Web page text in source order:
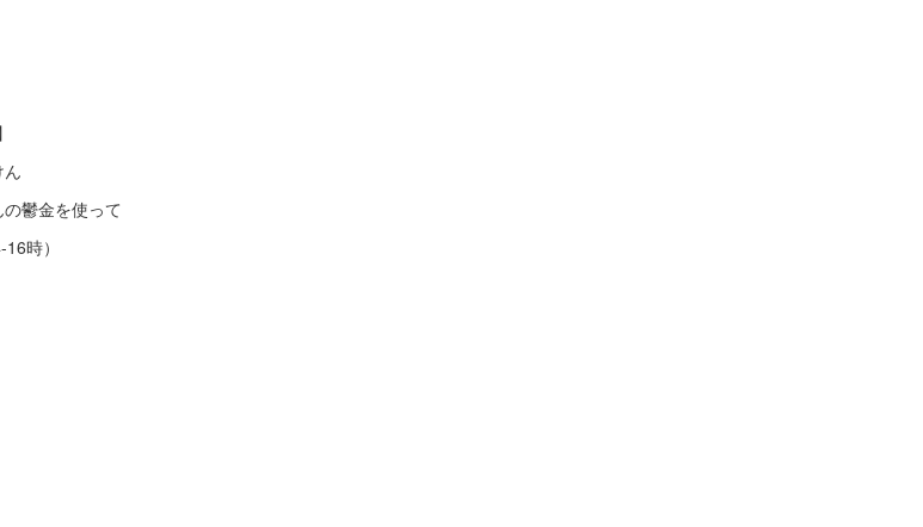
ん
鬱金を使って
時）